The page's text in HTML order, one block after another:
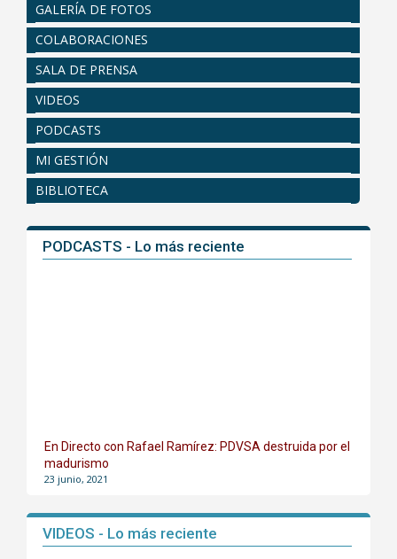
GALERÍA DE FOTOS
COLABORACIONES
SALA DE PRENSA
VIDEOS
PODCASTS
MI GESTIÓN
BIBLIOTECA
PODCASTS - Lo más reciente
En Directo con Rafael Ramírez: PDVSA destruida por el
madurismo
23 junio, 2021
VIDEOS - Lo más reciente